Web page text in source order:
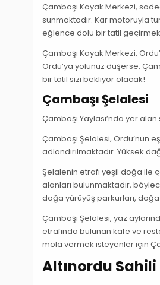
Çambaşı Kayak Merkezi,
sunmaktadır. Kar motoruyla
eğlence dolu bir tatil
Çambaşı Kayak Merkezi,
Ordu’ya yolunuz düşerse,
bir tatil sizi bekliyor olacak!
Çambaşı Şelalesi
Çambaşı Yaylası’nda yer
Çambaşı Şelalesi, Ordu’nun
adlandırılmaktadır. Yüksek
Şelalenin etrafı yeşil doğa ile
alanları bulunmaktadır,
doğa yürüyüş parkurları,
Çambaşı Şelalesi, yaz
etrafında bulunan kafe ve
mola vermek isteyenler için
Altınordu Sahili